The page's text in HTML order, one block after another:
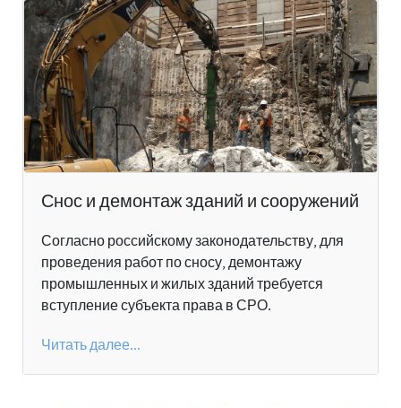
Снос и демонтаж зданий и сооружений
Согласно российскому законодательству, для
проведения работ по сносу, демонтажу
промышленных и жилых зданий требуется
вступление субъекта права в СРО.
Читать далее...